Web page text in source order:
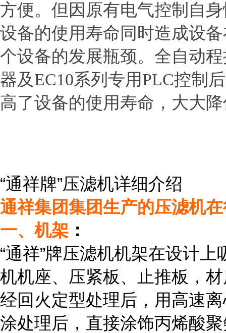
方便。但因原有电气控制自
设备的使用寿命同时造成设
个设备的发展瓶颈。全自动
器及EC10系列专用PLC控制
高了设备的使用寿命，大大
“通祥牌”压滤机详细介绍
通祥集团集团生产的压滤机
一、机架 ：
“通祥”牌压滤机机架在设计
机机座、压紧板、止推板，
经回火定型处理后，用高速
涂处理后，直接涂饰丙烯酸